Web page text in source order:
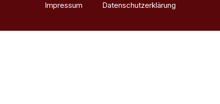
Impressum Datenschutzerklärung